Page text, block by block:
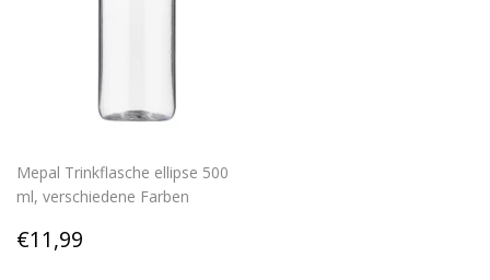
Mepal Trinkflasche ellipse 500
ml, verschiedene Farben
Normaler
Preis
€11,99